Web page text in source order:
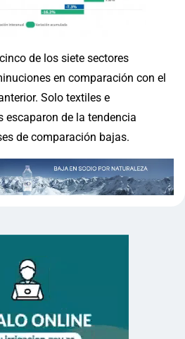
de los siete sectores
en comparación con el
Solo textiles e
escaparon de la tendencia
de comparación bajas.